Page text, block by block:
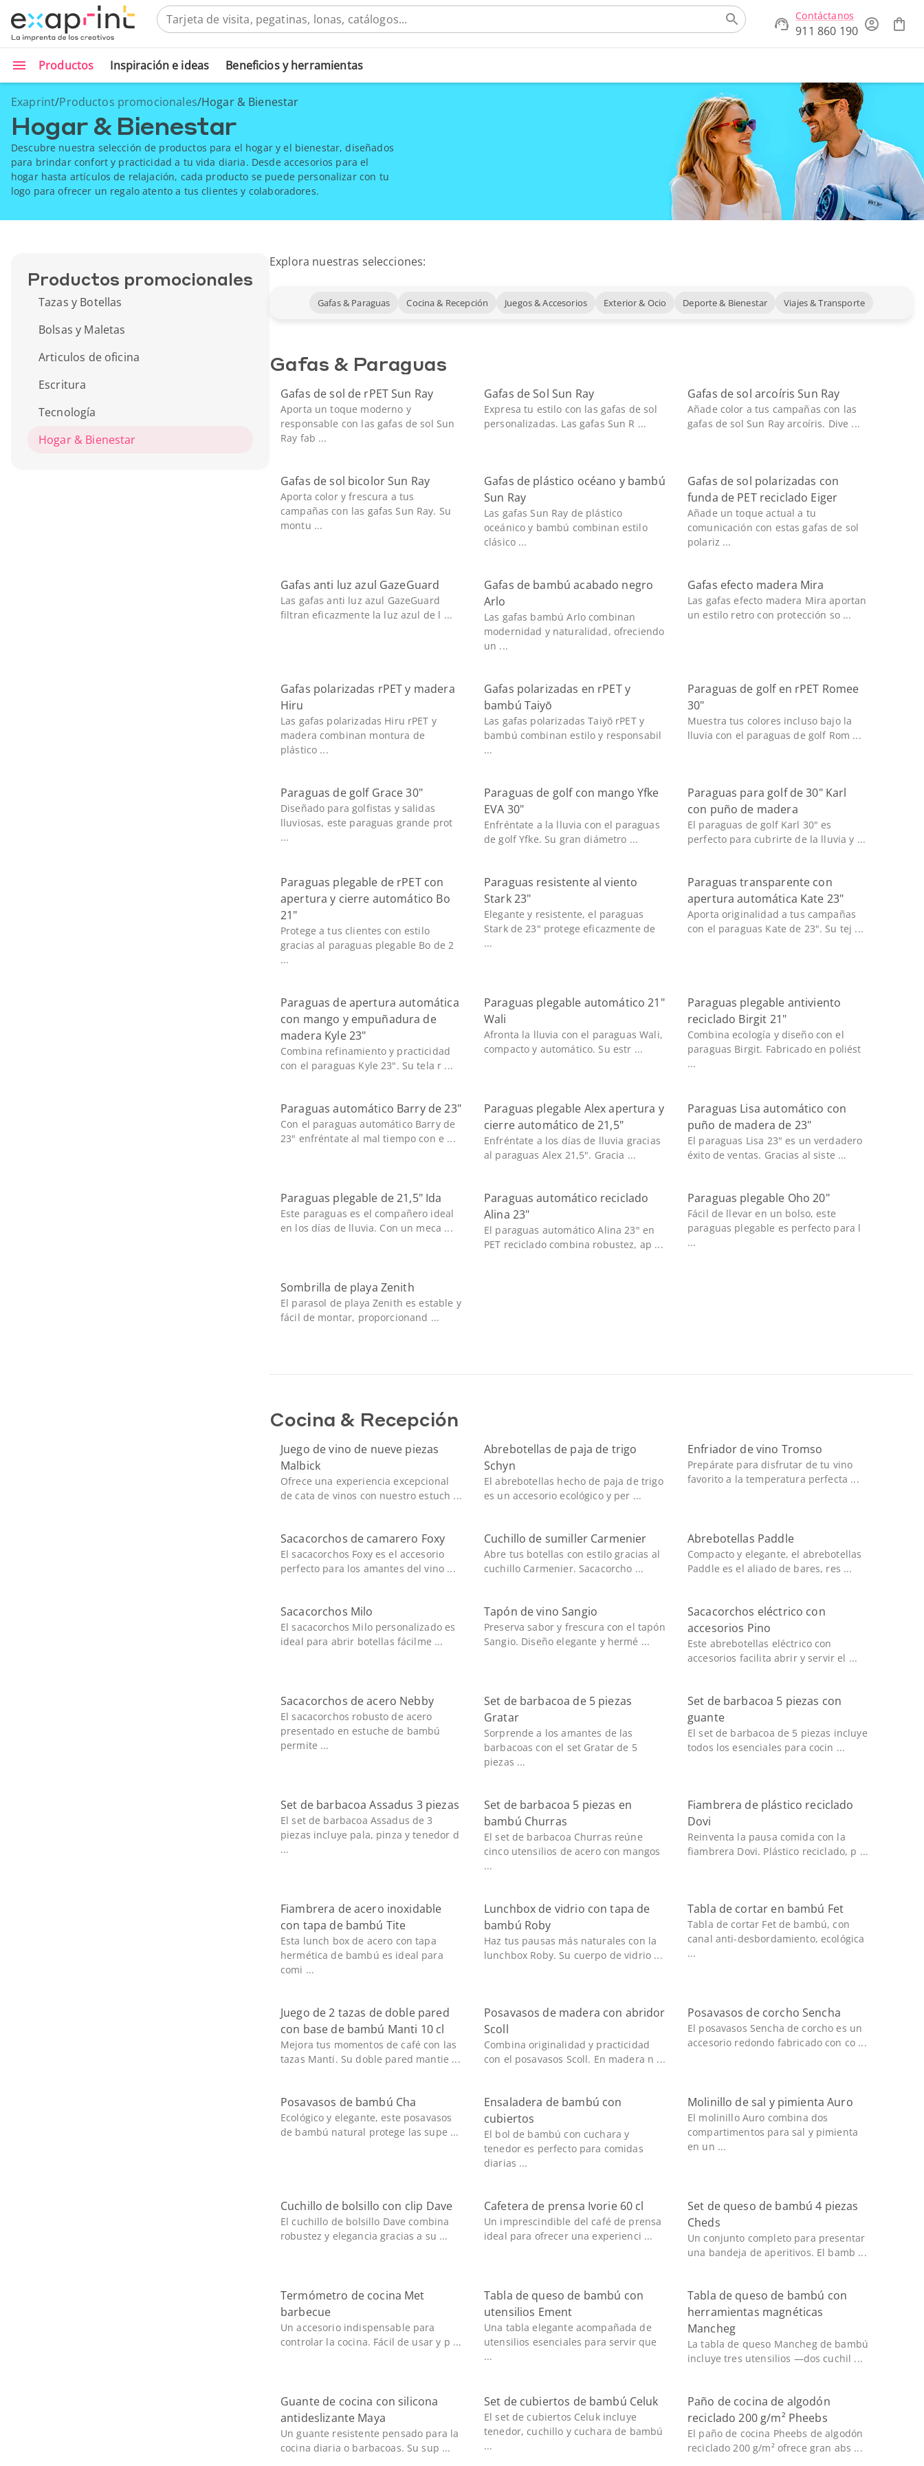
Contáctanos
911 860 190
Productos Inspiración e ideas Beneficios y herramientas
Exaprint/Productos promocionales/Hogar & Bienestar
Hogar & Bienestar
Descubre nuestra selección de productos para el hogar y el bienestar, diseñados
para brindar confort y practicidad a tu vida diaria. Desde accesorios para el
hogar hasta artículos de relajación, cada producto se puede personalizar con tu
logo para ofrecer un regalo atento a tus clientes y colaboradores.
Productos promocionales
Tazas y Botellas
Bolsas y Maletas
Articulos de oficina
Escritura
Tecnología
Hogar & Bienestar
Explora nuestras selecciones:
Gafas & Paraguas Cocina & Recepción Juegos & Accesorios Exterior & Ocio Deporte & Bienestar Viajes & Transporte
Gafas & Paraguas
Gafas de sol de rPET Sun Ray
Aporta un toque moderno y
responsable con las gafas de sol Sun
Ray fab ...
Gafas de Sol Sun Ray
Expresa tu estilo con las gafas de sol
personalizadas. Las gafas Sun R ...
Gafas de sol arcoíris Sun Ray
Añade color a tus campañas con las
gafas de sol Sun Ray arcoíris. Dive ...
Gafas de sol bicolor Sun Ray
Aporta color y frescura a tus
campañas con las gafas Sun Ray. Su
montu ...
Gafas de plástico océano y bambú
Sun Ray
Las gafas Sun Ray de plástico
oceánico y bambú combinan estilo
clásico ...
Gafas de sol polarizadas con
funda de PET reciclado Eiger
Añade un toque actual a tu
comunicación con estas gafas de sol
polariz ...
Gafas anti luz azul GazeGuard
Las gafas anti luz azul GazeGuard
filtran eficazmente la luz azul de l ...
Gafas de bambú acabado negro
Arlo
Las gafas bambú Arlo combinan
modernidad y naturalidad, ofreciendo
un ...
Gafas efecto madera Mira
Las gafas efecto madera Mira aportan
un estilo retro con protección so ...
Gafas polarizadas rPET y madera
Hiru
Las gafas polarizadas Hiru rPET y
madera combinan montura de
plástico ...
Gafas polarizadas en rPET y
bambú Taiyō
Las gafas polarizadas Taiyō rPET y
bambú combinan estilo y responsabil
...
Paraguas de golf en rPET Romee
30"
Muestra tus colores incluso bajo la
lluvia con el paraguas de golf Rom ...
Paraguas de golf Grace 30"
Diseñado para golfistas y salidas
lluviosas, este paraguas grande prot
...
Paraguas de golf con mango Yfke
EVA 30"
Enfréntate a la lluvia con el paraguas
de golf Yfke. Su gran diámetro ...
Paraguas para golf de 30" Karl
con puño de madera
El paraguas de golf Karl 30" es
perfecto para cubrirte de la lluvia y ...
Paraguas plegable de rPET con
apertura y cierre automático Bo
21"
Protege a tus clientes con estilo
gracias al paraguas plegable Bo de 2
...
Paraguas resistente al viento
Stark 23"
Elegante y resistente, el paraguas
Stark de 23" protege eficazmente de
...
Paraguas transparente con
apertura automática Kate 23"
Aporta originalidad a tus campañas
con el paraguas Kate de 23". Su tej ...
Paraguas de apertura automática
con mango y empuñadura de
madera Kyle 23"
Combina refinamiento y practicidad
con el paraguas Kyle 23". Su tela r ...
Paraguas plegable automático 21"
Wali
Afronta la lluvia con el paraguas Wali,
compacto y automático. Su estr ...
Paraguas plegable antiviento
reciclado Birgit 21"
Combina ecología y diseño con el
paraguas Birgit. Fabricado en poliést
...
Paraguas automático Barry de 23"
Con el paraguas automático Barry de
23" enfréntate al mal tiempo con e ...
Paraguas plegable Alex apertura y
cierre automático de 21,5"
Enfréntate a los días de lluvia gracias
al paraguas Alex 21,5". Gracia ...
Paraguas Lisa automático con
puño de madera de 23"
El paraguas Lisa 23" es un verdadero
éxito de ventas. Gracias al siste ...
Paraguas plegable de 21,5" Ida
Este paraguas es el compañero ideal
en los días de lluvia. Con un meca ...
Paraguas automático reciclado
Alina 23"
El paraguas automático Alina 23" en
PET reciclado combina robustez, ap ...
Paraguas plegable Oho 20"
Fácil de llevar en un bolso, este
paraguas plegable es perfecto para l
...
Sombrilla de playa Zenith
El parasol de playa Zenith es estable y
fácil de montar, proporcionand ...
Cocina & Recepción
Juego de vino de nueve piezas
Malbick
Ofrece una experiencia excepcional
de cata de vinos con nuestro estuch ...
Abrebotellas de paja de trigo
Schyn
El abrebotellas hecho de paja de trigo
es un accesorio ecológico y per ...
Enfriador de vino Tromso
Prepárate para disfrutar de tu vino
favorito a la temperatura perfecta ...
Sacacorchos de camarero Foxy
El sacacorchos Foxy es el accesorio
perfecto para los amantes del vino ...
Cuchillo de sumiller Carmenier
Abre tus botellas con estilo gracias al
cuchillo Carmenier. Sacacorcho ...
Abrebotellas Paddle
Compacto y elegante, el abrebotellas
Paddle es el aliado de bares, res ...
Sacacorchos Milo
El sacacorchos Milo personalizado es
ideal para abrir botellas fácilme ...
Tapón de vino Sangio
Preserva sabor y frescura con el tapón
Sangio. Diseño elegante y hermé ...
Sacacorchos eléctrico con
accesorios Pino
Este abrebotellas eléctrico con
accesorios facilita abrir y servir el ...
Sacacorchos de acero Nebby
El sacacorchos robusto de acero
presentado en estuche de bambú
permite ...
Set de barbacoa de 5 piezas
Gratar
Sorprende a los amantes de las
barbacoas con el set Gratar de 5
piezas ...
Set de barbacoa 5 piezas con
guante
El set de barbacoa de 5 piezas incluye
todos los esenciales para cocin ...
Set de barbacoa Assadus 3 piezas
El set de barbacoa Assadus de 3
piezas incluye pala, pinza y tenedor d
...
Set de barbacoa 5 piezas en
bambú Churras
El set de barbacoa Churras reúne
cinco utensilios de acero con mangos
...
Fiambrera de plástico reciclado
Dovi
Reinventa la pausa comida con la
fiambrera Dovi. Plástico reciclado, p ...
Fiambrera de acero inoxidable
con tapa de bambú Tite
Esta lunch box de acero con tapa
hermética de bambú es ideal para
comi ...
Lunchbox de vidrio con tapa de
bambú Roby
Haz tus pausas más naturales con la
lunchbox Roby. Su cuerpo de vidrio ...
Tabla de cortar en bambú Fet
Tabla de cortar Fet de bambú, con
canal anti-desbordamiento, ecológica
...
Juego de 2 tazas de doble pared
con base de bambú Manti 10 cl
Mejora tus momentos de café con las
tazas Manti. Su doble pared mantie ...
Posavasos de madera con abridor
Scoll
Combina originalidad y practicidad
con el posavasos Scoll. En madera n ...
Posavasos de corcho Sencha
El posavasos Sencha de corcho es un
accesorio redondo fabricado con co ...
Posavasos de bambú Cha
Ecológico y elegante, este posavasos
de bambú natural protege las supe ...
Ensaladera de bambú con
cubiertos
El bol de bambú con cuchara y
tenedor es perfecto para comidas
diarias ...
Molinillo de sal y pimienta Auro
El molinillo Auro combina dos
compartimentos para sal y pimienta
en un ...
Cuchillo de bolsillo con clip Dave
El cuchillo de bolsillo Dave combina
robustez y elegancia gracias a su ...
Cafetera de prensa Ivorie 60 cl
Un imprescindible del café de prensa
ideal para ofrecer una experienci ...
Set de queso de bambú 4 piezas
Cheds
Un conjunto completo para presentar
una bandeja de aperitivos. El bamb ...
Termómetro de cocina Met
barbecue
Un accesorio indispensable para
controlar la cocina. Fácil de usar y p ...
Tabla de queso de bambú con
utensilios Ement
Una tabla elegante acompañada de
utensilios esenciales para servir que
...
Tabla de queso de bambú con
herramientas magnéticas
Mancheg
La tabla de queso Mancheg de bambú
incluye tres utensilios —dos cuchil ...
Guante de cocina con silicona
antideslizante Maya
Un guante resistente pensado para la
cocina diaria o barbacoas. Su sup ...
Set de cubiertos de bambú Celuk
El set de cubiertos Celuk incluye
tenedor, cuchillo y cuchara de bambú
...
Paño de cocina de algodón
reciclado 200 g/m² Pheebs
El paño de cocina Pheebs de algodón
reciclado 200 g/m² ofrece gran abs ...